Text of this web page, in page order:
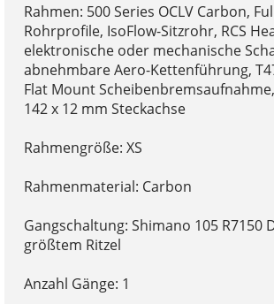
Rahmen: 500 Series OCLV Carbon,
Rohrprofile, IsoFlow-Sitzrohr, RCS
elektronische oder mechanische
abnehmbare Aero-Kettenführung,
Flat Mount
142 x 12 mm Steckachse
Rahmengröße: XS
Rahmenmaterial: Carbon
Gangschaltung: Shimano 105 R7150
größtem Ritzel
Anzahl Gänge: 1